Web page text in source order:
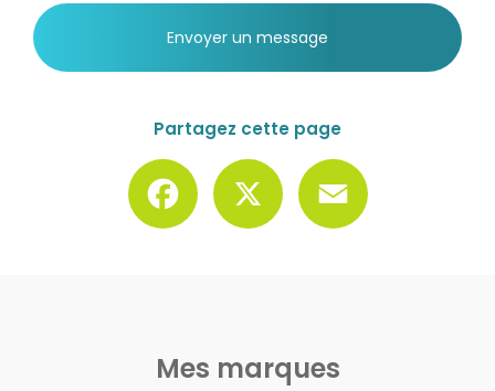
Envoyer un message
Partagez cette page
Facebook
Mes marques